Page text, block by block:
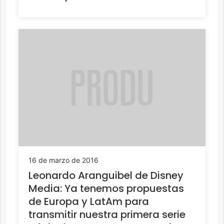
16 de marzo de 2016
Leonardo Aranguibel de Disney
Media: Ya tenemos propuestas
de Europa y LatAm para
transmitir nuestra primera serie